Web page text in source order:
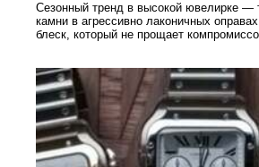
Сезонный тренд в высокой ювелирке —
камни в агрессивно лаконичных
блеск, который не прощает